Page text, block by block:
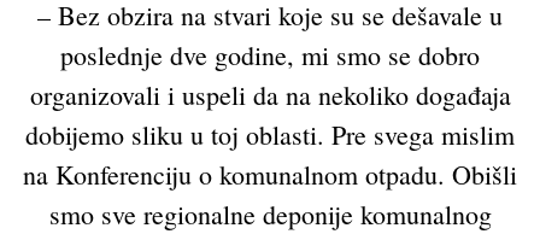
– Bez obzira na stvari koje su se dešavale u
poslednje dve godine, mi smo se dobro
organizovali i uspeli da na nekoliko događaja
dobijemo sliku u toj oblasti. Pre svega mislim
na Konferenciju o komunalnom otpadu. Obišli
smo sve regionalne deponije komunalnog